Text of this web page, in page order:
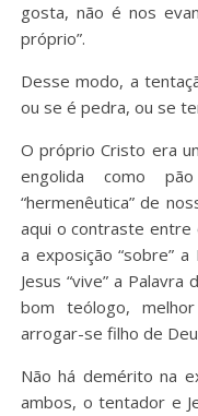
gosta, não é nos
próprio”.
Desse modo, a
ou se é pedra, ou se
O próprio Cristo era
engolida como
“hermenêutica” de
aqui o contraste
a exposição “sobre”
Jesus “vive” a
bom teólogo,
arrogar-se filho de
Não há demérito na
ambos, o tentador e